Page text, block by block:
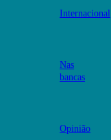
Internacional
Nas
bancas
Opinião